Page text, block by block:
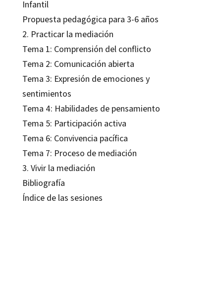
Infantil
Propuesta pedagógica para 3-6 años
2. Practicar la mediación
Tema 1: Comprensión del conflicto
Tema 2: Comunicación abierta
Tema 3: Expresión de emociones y
sentimientos
Tema 4: Habilidades de pensamiento
Tema 5: Participación activa
Tema 6: Convivencia pacífica
Tema 7: Proceso de mediación
3. Vivir la mediación
Bibliografía
Índice de las sesiones